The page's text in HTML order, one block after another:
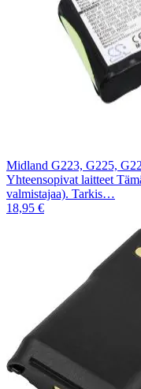
Midland G223, G225,
Yhteensopivat laitteet
valmistajaa). Tarkis…
18,95 €